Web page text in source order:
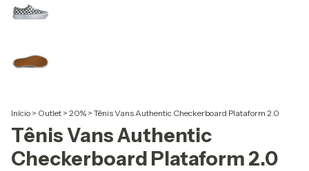
Início > Outlet > 20% > Tênis Vans Authentic Checkerboard Plataform 2.0
Tênis Vans Authentic
Checkerboard Plataform 2.0